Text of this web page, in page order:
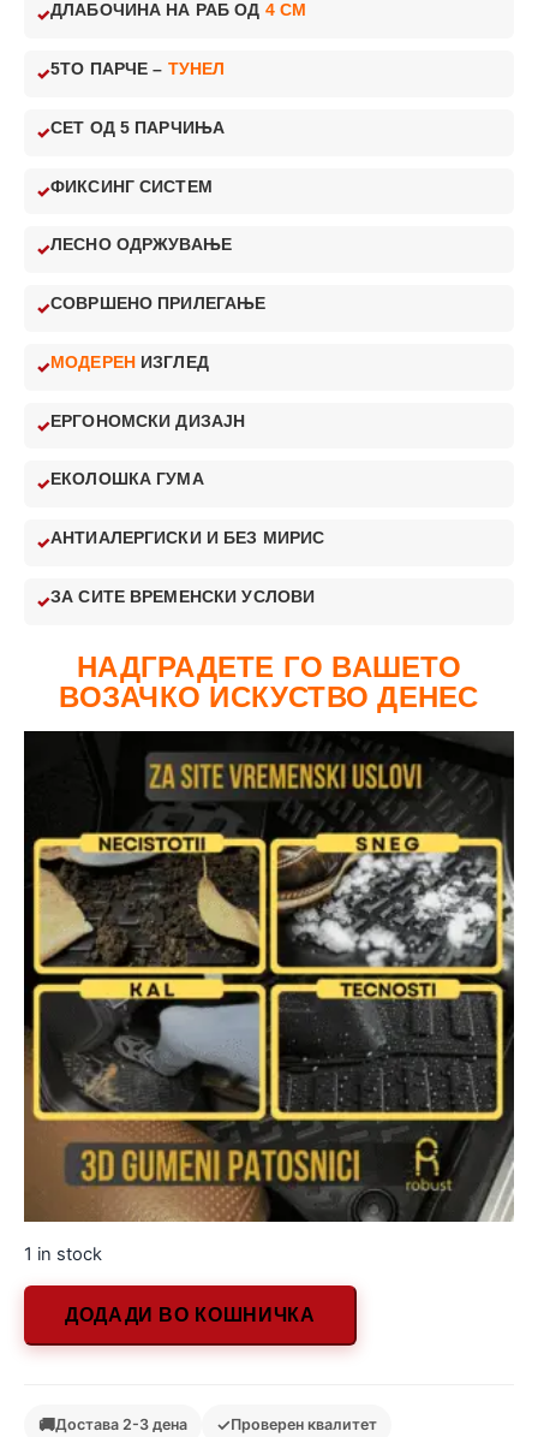
ДЛАБОЧИНА НА РАБ ОД 4 CM
5ТО ПАРЧЕ – ТУНЕЛ
СЕТ ОД 5 ПАРЧИЊА
ФИКСИНГ СИСТЕМ
ЛЕСНО ОДРЖУВАЊЕ
СОВРШЕНО ПРИЛЕГАЊЕ
МОДЕРЕН ИЗГЛЕД
ЕРГОНОМСКИ ДИЗАЈН
ЕКОЛОШКА ГУМА
АНТИАЛЕРГИСКИ И БЕЗ МИРИС
ЗА СИТЕ ВРЕМЕНСКИ УСЛОВИ
НАДГРАДЕТЕ ГО ВАШЕТО
ВОЗАЧКО ИСКУСТВО ДЕНЕС
1 in stock
ДОДАДИ ВО КОШНИЧКА
🚚Достава 2-3 дена ✓Проверен квалитет